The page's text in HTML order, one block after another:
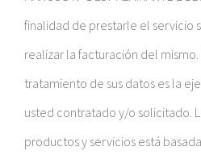
finalidad de prestarle el servicio
realizar la facturación del
tratamiento de sus datos es la
usted contratado y/o solicitado.
productos y servicios está